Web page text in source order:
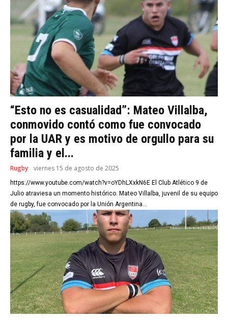
“Esto no es casualidad”: Mateo Villalba,
conmovido contó como fue convocado
por la UAR y es motivo de orgullo para su
familia y el...
Rugby viernes 15 de agosto de 2025
https://www.youtube.com/watch?v=oYDhLXxkN6E El Club Atlético 9 de
Julio atraviesa un momento histórico. Mateo Villalba, juvenil de su equipo
de rugby, fue convocado por la Unión Argentina...